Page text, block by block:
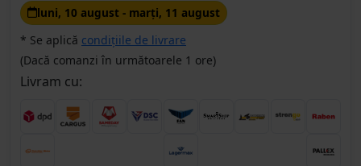
luni, 10 august - marţi, 11 august
* Se aplică condițiile de livrare
(Dacă comanzi în următoarele 1 ore)
Livram cu: